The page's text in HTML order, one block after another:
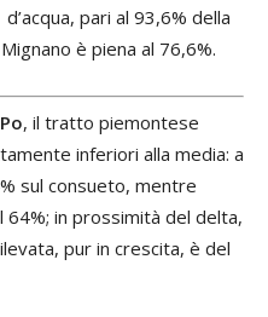
pari al 93,6% della
è piena al 76,6%.
, il tratto piemontese
inferiori alla media: a
sul consueto, mentre
64%; in prossimità del delta,
pur in crescita, è del